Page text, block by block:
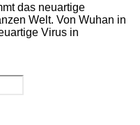
das neuartige
Welt. Von Wuhan in
Virus in